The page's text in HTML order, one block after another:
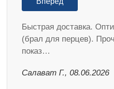
Быстрая доставка.
(брал для перцев).
показ…
Салават Г., 08.06.2026